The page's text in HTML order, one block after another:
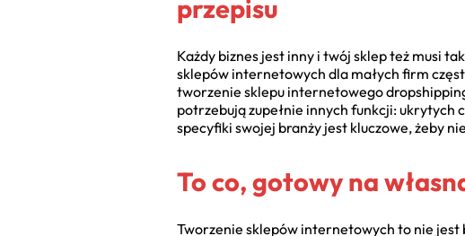
przepisu
Każdy biznes jest inny i twój sklep też musi
sklepów internetowych dla małych firm
tworzenie sklepu internetowego
potrzebują zupełnie innych funkcji:
specyfiki swojej branży jest kluczowe, żeby
To co, gotowy na
Tworzenie sklepów internetowych to nie jest